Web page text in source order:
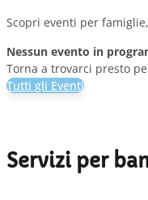
Scopri eventi per
Nessun evento in
Torna a trovarci presto
Tutti gli Eventi
Servizi per